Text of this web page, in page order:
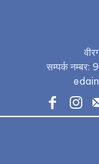
सम्पर्क